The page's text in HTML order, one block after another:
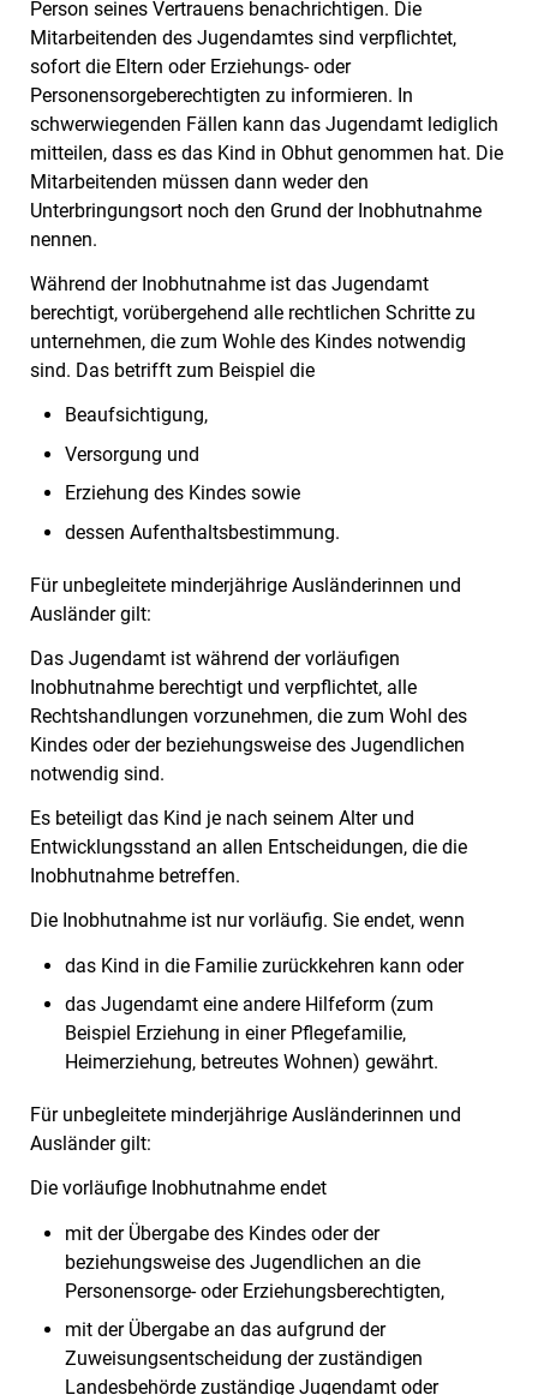
Person seines Vertrauens benachrichtigen. Die
Mitarbeitenden des Jugendamtes sind verpflichtet,
sofort die Eltern oder Erziehungs- oder
Personensorgeberechtigten zu informieren. In
schwerwiegenden Fällen kann das Jugendamt lediglich
mitteilen, dass es das Kind in Obhut genommen hat. Die
Mitarbeitenden müssen dann weder den
Unterbringungsort noch den Grund der Inobhutnahme
nennen.
Während der Inobhutnahme ist das Jugendamt
berechtigt, vorübergehend alle rechtlichen Schritte zu
unternehmen, die zum Wohle des Kindes notwendig
sind. Das betrifft zum Beispiel die
Beaufsichtigung,
Versorgung und
Erziehung des Kindes sowie
dessen Aufenthaltsbestimmung.
Für unbegleitete minderjährige Ausländerinnen und
Ausländer gilt:
Das Jugendamt ist während der vorläufigen
Inobhutnahme berechtigt und verpflichtet, alle
Rechtshandlungen vorzunehmen, die zum Wohl des
Kindes oder der beziehungsweise des Jugendlichen
notwendig sind.
Es beteiligt das Kind je nach seinem Alter und
Entwicklungsstand an allen Entscheidungen, die die
Inobhutnahme betreffen.
Die Inobhutnahme ist nur vorläufig. Sie endet, wenn
das Kind in die Familie zurückkehren kann oder
das Jugendamt eine andere Hilfeform (zum
Beispiel Erziehung in einer Pflegefamilie,
Heimerziehung, betreutes Wohnen) gewährt.
Für unbegleitete minderjährige Ausländerinnen und
Ausländer gilt:
Die vorläufige Inobhutnahme endet
mit der Übergabe des Kindes oder der
beziehungsweise des Jugendlichen an die
Personensorge- oder Erziehungsberechtigten,
mit der Übergabe an das aufgrund der
Zuweisungsentscheidung der zuständigen
Landesbehörde zuständige Jugendamt oder